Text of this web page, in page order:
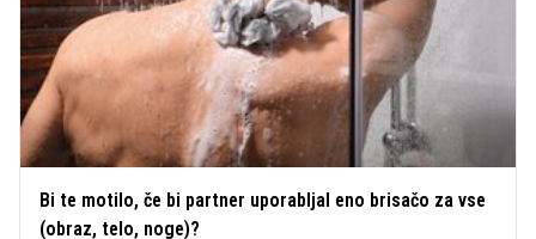
Bi te motilo, če bi partner uporabljal eno brisačo za vse
(obraz, telo, noge)?